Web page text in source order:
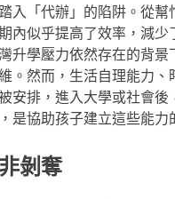
入「代辦」的陷阱。從
內似乎提高了效率，減
升學壓力依然存在的背
。然而，生活自理能力
安排，進入大學或社會
是協助孩子建立這些能
剝奪